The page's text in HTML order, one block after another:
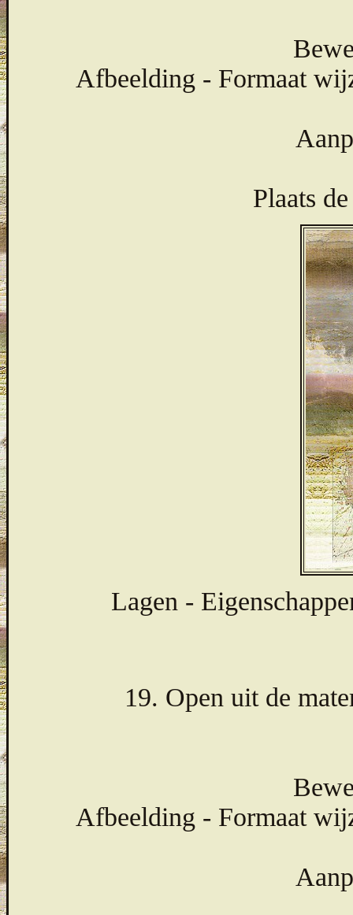
Afbeelding - Formaat
Plaats
Lagen -
19. Open uit de
Afbeelding - Formaat